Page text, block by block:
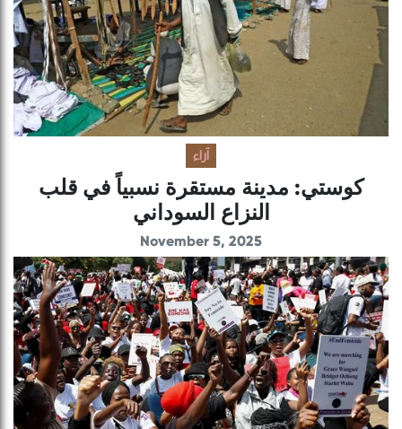
آراء
كوستي: مدينة مستقرة نسبياً في قلب
النزاع السوداني
November 5, 2025